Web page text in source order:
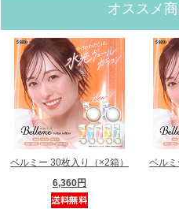
オススメ
ベルミー 30枚入り（×2箱）
6,360円
ベルミ